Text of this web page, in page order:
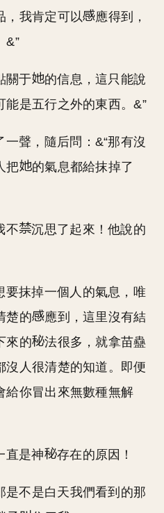
，我肯定可以
應得到，
&”
關于
的信息，這只能說
能是五行之外的東西。&”
聲，隨后問：&“那有沒
把
的氣息都給抹掉了
不
沉思了起來！他說的
要抹掉一個人的氣息，唯
楚的
應到，這里沒有結
來的
法很多，就拿苗蠱
沒人很清楚的知道。即便
給你冒出來無數種無解
直是神 存在的原因！
是不是白天我們看到的那